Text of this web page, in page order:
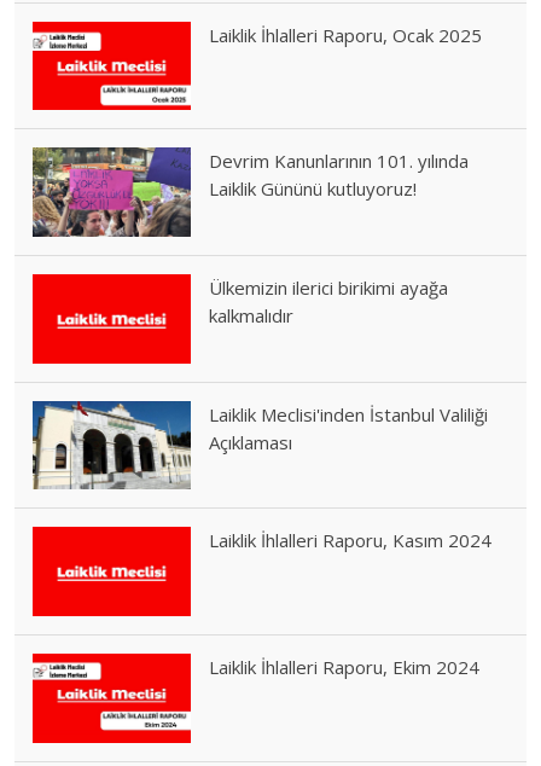
Laiklik İhlalleri Raporu, Ocak 2025
Devrim Kanunlarının 101. yılında
Laiklik Gününü kutluyoruz!
Ülkemizin ilerici birikimi ayağa
kalkmalıdır
Laiklik Meclisi'inden İstanbul Valiliği
Açıklaması
Laiklik İhlalleri Raporu, Kasım 2024
Laiklik İhlalleri Raporu, Ekim 2024